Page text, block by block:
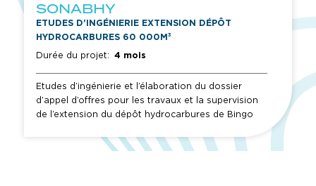
SONABHY
ETUDES D’INGÉNIERIE EXTENSION DÉPÔT
HYDROCARBURES 60 000M³
Durée du projet: 4 mois
Etudes d’ingénierie et l’élaboration du dossier
d’appel d’offres pour les travaux et la supervision
de l’extension du dépôt hydrocarbures de Bingo
de 30 000 m³ chacun pour le stockage de diesel